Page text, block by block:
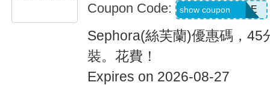
Coupon Code: FINDMYSHADE
show coupon
Sephora(絲芙蘭)優惠碼，45
裝。花費！
Expires on 2026-08-27